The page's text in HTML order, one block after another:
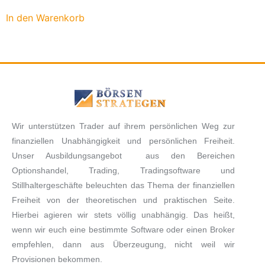
In den Warenkorb
Wir unterstützen Trader auf ihrem persönlichen Weg zur
finanziellen Unabhängigkeit und persönlichen Freiheit.
Unser Ausbildungsangebot aus den Bereichen
Optionshandel, Trading, Tradingsoftware und
Stillhaltergeschäfte beleuchten das Thema der finanziellen
Freiheit von der theoretischen und praktischen Seite.
Hierbei agieren wir stets völlig unabhängig. Das heißt,
wenn wir euch eine bestimmte Software oder einen Broker
empfehlen, dann aus Überzeugung, nicht weil wir
Provisionen bekommen.